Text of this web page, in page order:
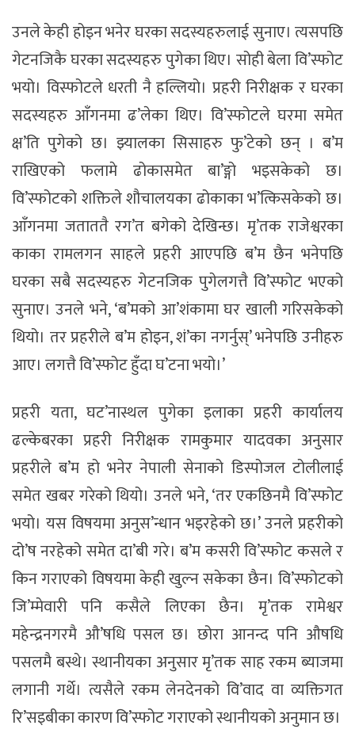
उनले केही होइन भनेर घरका सदस्यहरुलाई सुनाए। त्यसपछि
गेटनजिकै घरका सदस्यहरु पुगेका थिए। सोही बेला वि’स्फोट
भयो। विस्फोटले धरती नै हल्लियो। प्रहरी निरीक्षक र घरका
सदस्यहरु आँगनमा ढ’लेका थिए। वि’स्फोटले घरमा समेत
क्ष’ति पुगेको छ। झ्यालका सिसाहरु फु’टेको छन् । ब’म
राखिएको फलामे ढोकासमेत बा’ङ्गो भइसकेको छ।
वि’स्फोटको शक्तिले शौचालयका ढोकाका भ’त्किसकेको छ।
आँगनमा जताततै रग’त बगेको देखिन्छ। मृ’तक राजेश्वरका
काका रामलगन साहले प्रहरी आएपछि ब’म छैन भनेपछि
घरका सबै सदस्यहरु गेटनजिक पुगेलगत्तै वि’स्फोट भएको
सुनाए। उनले भने, ‘ब’मको आ’शंकामा घर खाली गरिसकेको
थियो। तर प्रहरीले ब’म होइन, शं’का नगर्नुस्’ भनेपछि उनीहरु
आए। लगत्तै वि’स्फोट हुँदा घ’टना भयो।’
प्रहरी यता, घट’नास्थल पुगेका इलाका प्रहरी कार्यालय
ढल्केबरका प्रहरी निरीक्षक रामकुमार यादवका अनुसार
प्रहरीले ब’म हो भनेर नेपाली सेनाको डिस्पोजल टोलीलाई
समेत खबर गरेको थियो। उनले भने, ‘तर एकछिनमै वि’स्फोट
भयो। यस विषयमा अनुस’न्धान भइरहेको छ।’ उनले प्रहरीको
दो’ष नरहेको समेत दा’बी गरे। ब’म कसरी वि’स्फोट कसले र
किन गराएको विषयमा केही खुल्न सकेका छैन। वि’स्फोटको
जि’म्मेवारी पनि कसैले लिएका छैन। मृ’तक रामेश्वर
महेन्द्रनगरमै औ’षधि पसल छ। छोरा आनन्द पनि औषधि
पसलमै बस्थे। स्थानीयका अनुसार मृ’तक साह रकम ब्याजमा
लगानी गर्थे। त्यसैले रकम लेनदेनको वि’वाद वा व्यक्तिगत
रि’सइबीका कारण वि’स्फोट गराएको स्थानीयको अनुमान छ।